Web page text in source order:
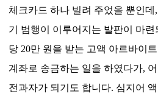
체크카드 하나 빌려 주었을 뿐인데 ,
기 범행이 이루어지는 발판이 마
당 20만 원을 받는 고액 아르바이
계좌로 송금하는 일을 하였다가,
전과자가 되기도 합니다. 심지어